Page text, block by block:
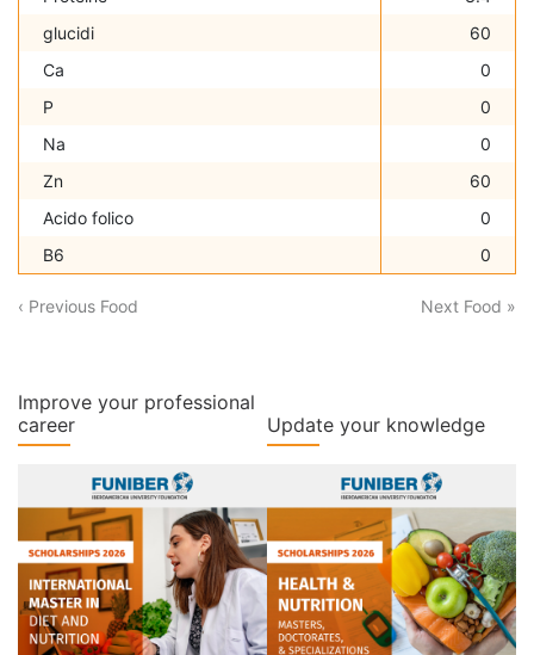
glucidi
60
Ca
0
P
0
Na
0
Zn
60
Acido folico
0
B6
0
‹ Previous Food Next Food »
Improve your professional
career
Update your knowledge